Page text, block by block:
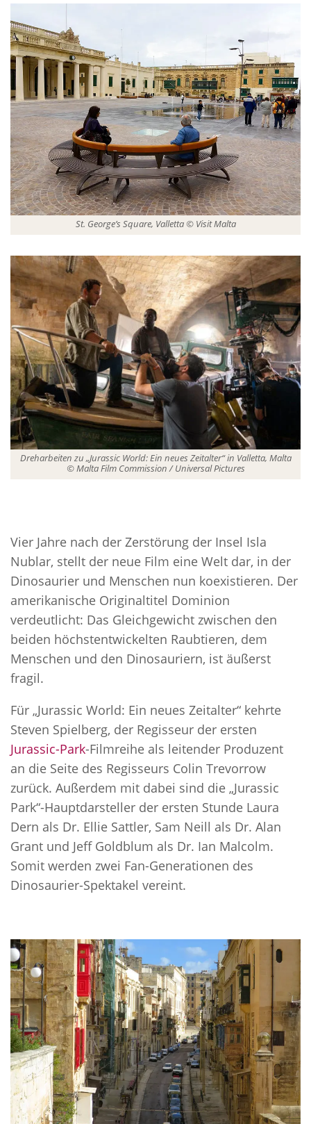
St. George’s Square, Valletta © Visit Malta
Dreharbeiten zu „Jurassic World: Ein neues Zeitalter“ in Valletta, Malta
© Malta Film Commission / Universal Pictures
Vier Jahre nach der Zerstörung der Insel Isla
Nublar, stellt der neue Film eine Welt dar, in der
Dinosaurier und Menschen nun koexistieren. Der
amerikanische Originaltitel Dominion
verdeutlicht: Das Gleichgewicht zwischen den
beiden höchstentwickelten Raubtieren, dem
Menschen und den Dinosauriern, ist äußerst
fragil.
Für „Jurassic World: Ein neues Zeitalter“ kehrte
Steven Spielberg, der Regisseur der ersten
Jurassic-Park-Filmreihe als leitender Produzent
an die Seite des Regisseurs Colin Trevorrow
zurück. Außerdem mit dabei sind die „Jurassic
Park“-Hauptdarsteller der ersten Stunde Laura
Dern als Dr. Ellie Sattler, Sam Neill als Dr. Alan
Grant und Jeff Goldblum als Dr. Ian Malcolm.
Somit werden zwei Fan-Generationen des
Dinosaurier-Spektakel vereint.